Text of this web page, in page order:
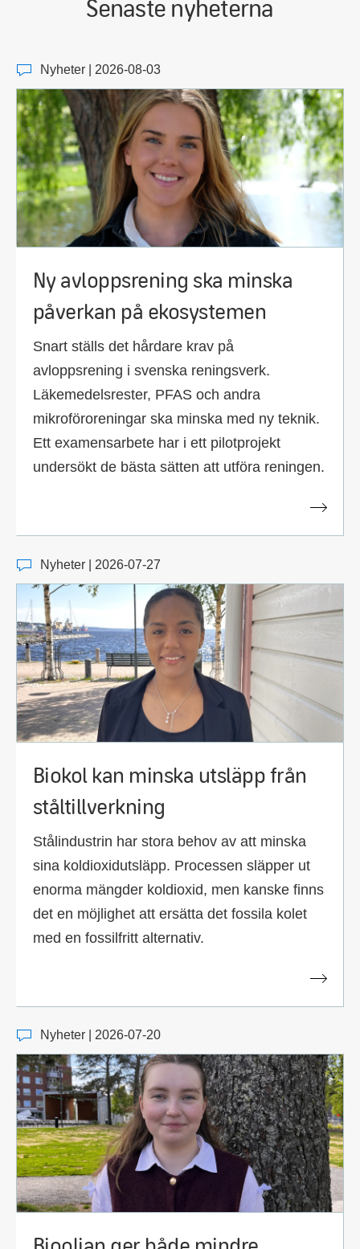
Senaste nyheterna
Nyheter | 2026-08-03
Ny avloppsrening ska minska
påverkan på ekosystemen
Snart ställs det hårdare krav på
avloppsrening i svenska reningsverk.
Läkemedelsrester, PFAS och andra
mikroföroreningar ska minska med ny teknik.
Ett examensarbete har i ett pilotprojekt
undersökt de bästa sätten att utföra reningen.
Nyheter | 2026-07-27
Biokol kan minska utsläpp från
ståltillverkning
Stålindustrin har stora behov av att minska
sina koldioxidutsläpp. Processen släpper ut
enorma mängder koldioxid, men kanske finns
det en möjlighet att ersätta det fossila kolet
med en fossilfritt alternativ.
Nyheter | 2026-07-20